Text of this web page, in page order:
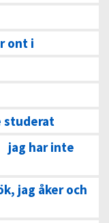
ont i
studerat
jag har inte
jag åker och